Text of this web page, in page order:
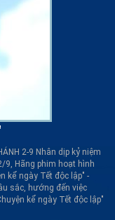
2-9 Nhân dịp kỷ niệm
9, Hãng phim hoạt hình
kể ngày Tết độc lập" -
sắc, hướng đến việc
kể ngày Tết độc lập"